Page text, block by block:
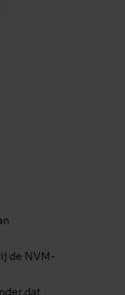
de NVM-
dat